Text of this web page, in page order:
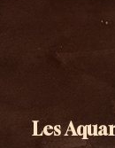
Les